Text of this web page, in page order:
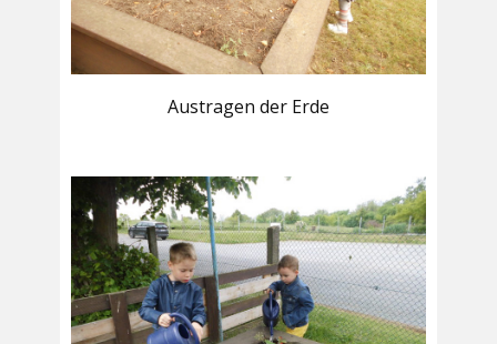
Austragen der Erde